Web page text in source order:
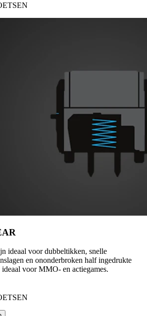
ideaal voor dubbeltikken, snelle
en ononderbroken half ingedrukte
voor MMO- en actiegames.